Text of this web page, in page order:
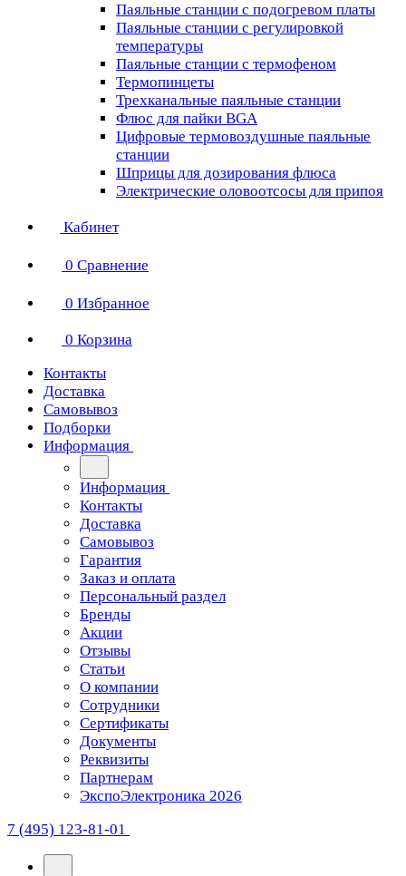
Паяльные станции с подогревом платы
Паяльные станции с регулировкой
температуры
Паяльные станции с термофеном
Термопинцеты
Трехканальные паяльные станции
Флюс для пайки BGA
Цифровые термовоздушные паяльные
станции
Шприцы для дозирования флюса
Электрические оловоотсосы для припоя
Кабинет
0 Сравнение
0 Избранное
0 Корзина
Контакты
Доставка
Самовывоз
Подборки
Информация
Информация
Контакты
Доставка
Самовывоз
Гарантия
Заказ и оплата
Персональный раздел
Бренды
Акции
Отзывы
Статьи
О компании
Сотрудники
Сертификаты
Документы
Реквизиты
Партнерам
ЭкспоЭлектроника 2026
7 (495) 123-81-01